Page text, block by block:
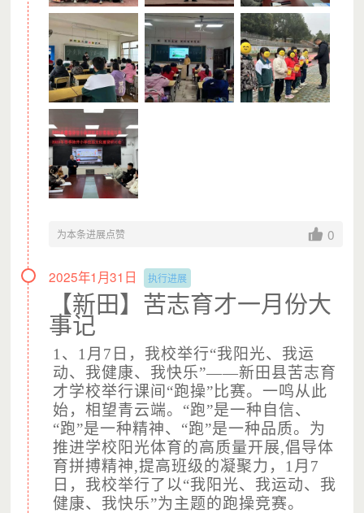
（图片摄于：新田苦志育才学校，已获得授权）
在这里
每一颗幼小的心都被细心地呵护；
每一个孩子都是我们的宝贝。
为本条进展点赞 0
2025年1月31日 执行进展
【新田】苦志育才一月份大
事记
1、1月7日，我校举行“我阳光、我运
动、我健康、我快乐”——新田县苦志育
才学校举行课间“跑操”比赛。一鸣从此
始，相望青云端。“跑”是一种自信、
“跑”是一种精神、“跑”是一种品质。为
推进学校阳光体育的高质量开展,倡导体
育拼搏精神,提高班级的凝聚力，1月7
日，我校举行了以“我阳光、我运动、我
健康、我快乐”为主题的跑操竞赛。